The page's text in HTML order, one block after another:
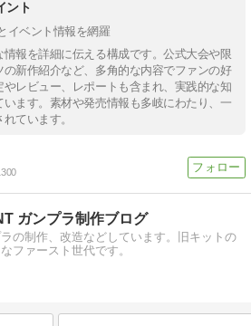
ント
イベント情報を網羅
情報を詳細に伝える構成です。公式大会や限
新作紹介など、多角的な内容でファンの好
レビュー、レポートも含まれ、実践的な知
ます。素材や発売情報も多岐にわたり、一
ています。
ガンプラ制作ブログ
の制作、改造などしています。旧キットの
ファースト世代です。